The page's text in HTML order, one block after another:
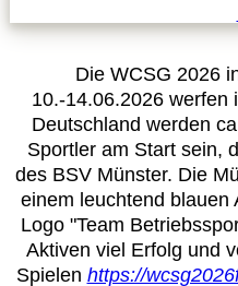
Kalender
Site Map
Anmelden
Die WCSG 2026
10.-14.06.2026 werfen
Deutschland werden
Sportler am Start sein,
des BSV Münster. Die
einem leuchtend blauen
Logo "Team
Aktiven viel Erfolg und
Spielen https://